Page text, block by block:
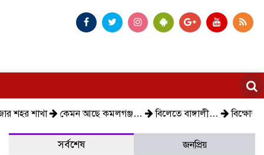
কেমন আছে কমলগঞ্জ… বিলেতে বাঙ্গালী… বিক্ষোভ, গ্রেপ্তার,
সর্বশেষ
জনপ্রিয়